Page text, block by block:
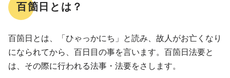
百箇日とは？
百箇日とは、「ひゃっかにち」と読み、故人がお亡くなり
になられてから、百日目の事を言います。百箇日法要と
は、その際に行われる法事・法要をさします。